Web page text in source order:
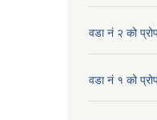
वडा नं २ को
वडा नं १ को